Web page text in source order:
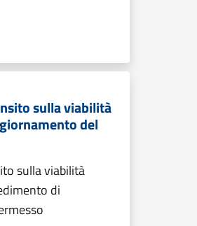
sulla viabilità
del
sulla viabilità
di